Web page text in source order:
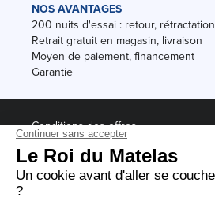
NOS AVANTAGES
200 nuits d'essai : retour, rétractation
Retrait gratuit en magasin, livraison
Moyen de paiement, financement
Garantie
Conditions des offres
Black Friday
Destockage
Soldes